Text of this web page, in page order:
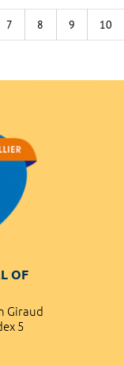
7 8 9 10
OF
Giraud
5